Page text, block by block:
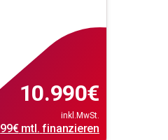
10.990€
inkl.MwSt.
99€mtl. finanzieren